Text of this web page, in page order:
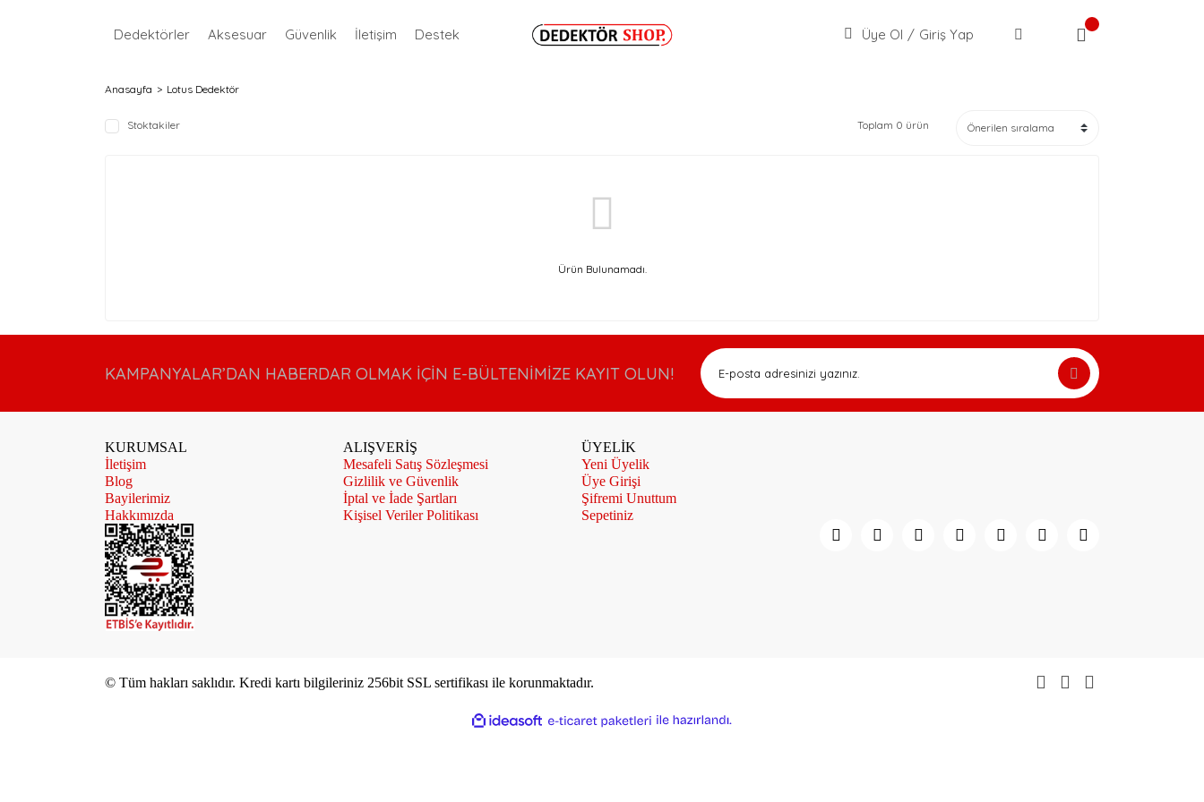
Dedektörler Aksesuar Güvenlik İletişim Destek Üye Ol / Giriş Yap
Anasayfa Lotus Dedektör
Stoktakiler Toplam 0 ürün
Ürün Bulunamadı.
KAMPANYALAR’DAN HABERDAR OLMAK İÇİN E-BÜLTENİMİZE KAYIT OLUN!
KURUMSAL
İletişim
Blog
Bayilerimiz
Hakkımızda
ALIŞVERİŞ
Mesafeli Satış Sözleşmesi
Gizlilik ve Güvenlik
İptal ve İade Şartları
Kişisel Veriler Politikası
ÜYELİK
Yeni Üyelik
Üye Girişi
Şifremi Unuttum
Sepetiniz
© Tüm hakları saklıdır. Kredi kartı bilgileriniz 256bit SSL sertifikası ile korunmaktadır.
ideasoft
e-